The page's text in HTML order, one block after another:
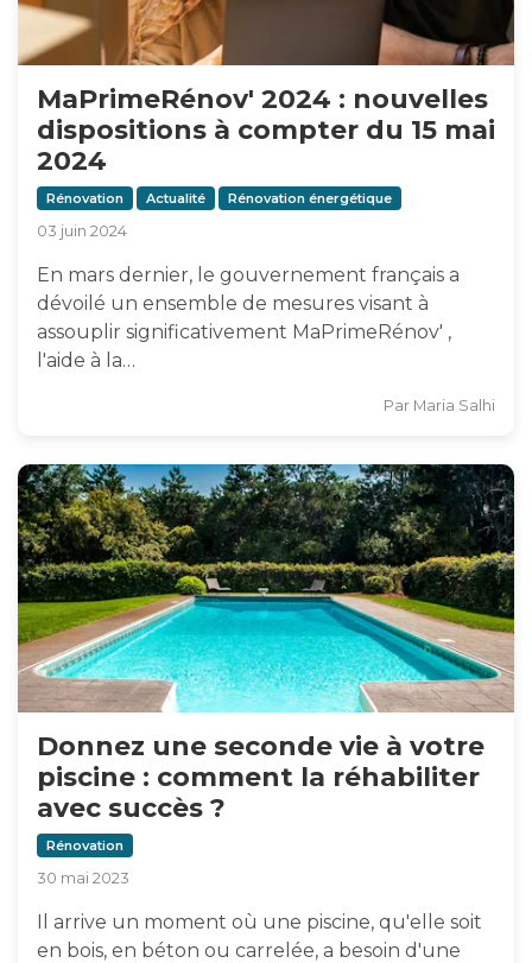
MaPrimeRénov' 2024 : nouvelles
dispositions à compter du 15 mai
2024
Rénovation Actualité Rénovation énergétique
03 juin 2024
En mars dernier, le gouvernement français a
dévoilé un ensemble de mesures visant à
assouplir significativement MaPrimeRénov' ,
l'aide à la…
Par Maria Salhi
Donnez une seconde vie à votre
piscine : comment la réhabiliter
avec succès ?
Rénovation
30 mai 2023
Il arrive un moment où une piscine, qu'elle soit
en bois, en béton ou carrelée, a besoin d'une